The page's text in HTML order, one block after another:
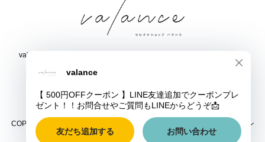
valance 福井｜レディース セレクトショップ｜ファッション通販サイト
福井県鯖江市三六町1丁目1507
COPYRIGHT © valance 福井｜レディース セレクトショップ｜ファッション
通販サイト ALL RIGHTS RESERVED.